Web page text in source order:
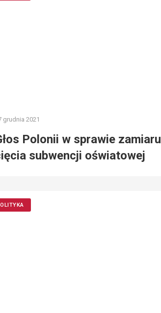
grudnia 2021
Polonii w sprawie zamiaru
subwencji oświatowej